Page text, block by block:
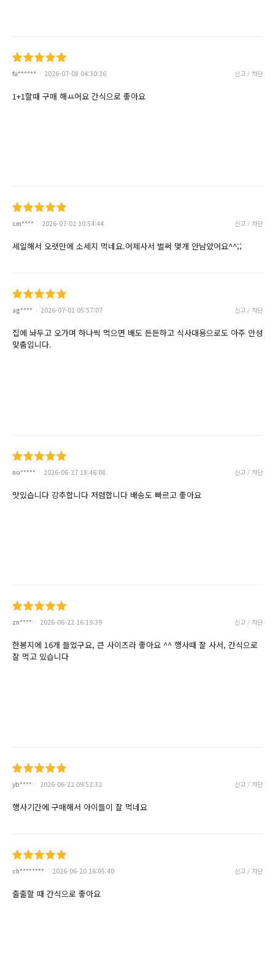
fu****** 2026-07-08 04:30:36 신고 / 차단
1+1할때 구매 해ㅛ어요 간식으로 좋아요
cm**** 2026-07-02 10:54:44 신고 / 차단
세일해서 오랫만에 소세지 먹네요.어제사서 벌써 몇개 안남았어요^^;;
ag**** 2026-07-01 05:57:07 신고 / 차단
집에 놔두고 오가며 하나씩 먹으면 배도 든든하고 식사대용으로도 아주 안성
맞춤입니다.
no***** 2026-06-27 18:46:08 신고 / 차단
맛있습니다 강추합니다 저렴합니다 배송도 빠르고 좋아요
zn**** 2026-06-22 16:19:39 신고 / 차단
한봉지에 16개 들었구요, 큰 사이즈라 좋아요 ^^ 행사때 잘 사서, 간식으로
잘 먹고 있습니다
yb**** 2026-06-22 09:52:32 신고 / 차단
행사기간에 구매해서 아이들이 잘 먹네요
ch******** 2026-06-20 16:05:40 신고 / 차단
출출할 때 간식으로 좋아요